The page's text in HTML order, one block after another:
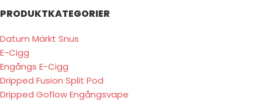
PRODUKTKATEGORIER
Datum Märkt Snus
E-Cigg
Engångs E-Cigg
Dripped Fusion Split Pod
Dripped Goflow Engångsvape